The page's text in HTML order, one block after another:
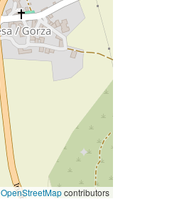
OpenStreetMapcontributors